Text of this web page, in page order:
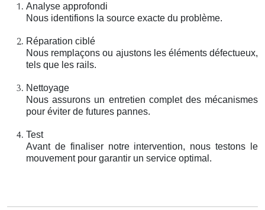
Analyse approfondi
Nous identifions la source exacte du problème.
Réparation ciblé
Nous remplaçons ou ajustons les éléments défectueux,
tels que les rails.
Nettoyage
Nous assurons un entretien complet des mécanismes
pour éviter de futures pannes.
Test
Avant de finaliser notre intervention, nous testons le
mouvement pour garantir un service optimal.